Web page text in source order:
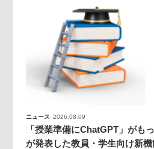
ニュース 2026.08.09
「授業準備にChatGPT」がも
が発表した教員・学生向け新機